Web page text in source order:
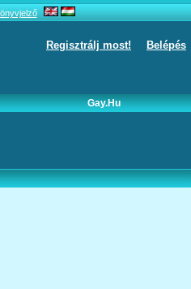
Regisztrálj most! Belépés
Gay.hu